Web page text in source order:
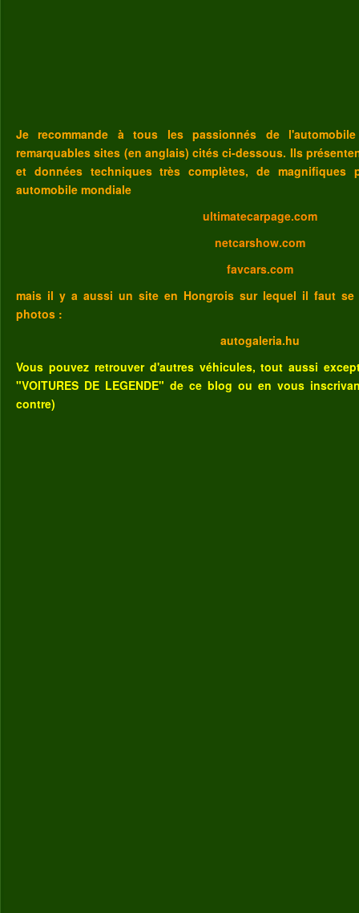
Je recommande à tous les passionnés de
remarquables sites (en anglais) cités ci-dessous. Ils
et données techniques très complètes, de magnifiques
automobile mondiale
ultimatecarpage.com
netcarshow.com
favcars.com
mais il y a aussi un site en Hongrois sur lequel il faut se
photos :
autogaleria.hu
Vous pouvez retrouver d'autres véhicules, tout aussi
"VOITURES DE LEGENDE" de ce blog ou en vous
contre)